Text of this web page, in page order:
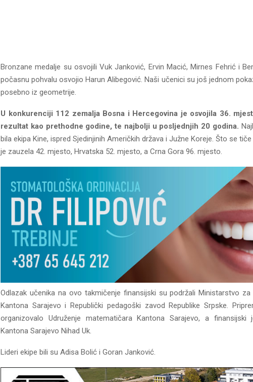
Bronzane medalje su osvojili Vuk Janković, Ervin Macić, Mirnes Fehrić i
počasnu pohvalu osvojio Harun Alibegović. Naši učenici su još jednom
posebno iz geometrije.
U konkurenciji 112 zemalja Bosna i Hercegovina je osvojila 36.
rezultat kao prethodne godine, te najbolji u posljednjih 20 godina.
bila ekipa Kine, ispred Sjedinjinih Američkih država i Južne Koreje. Što se
je zauzela 42. mjesto, Hrvatska 52. mjesto, a Crna Gora 96. mjesto.
Odlazak učenika na ovo takmičenje finansijski su podržali Ministarstvo
Kantona Sarajevo i Republički pedagoški zavod Republike Srpske.
organizovalo Udruženje matematičara Kantona Sarajevo, a finansijski
Kantona Sarajevo Nihad Uk.
Lideri ekipe bili su Adisa Bolić i Goran Janković.